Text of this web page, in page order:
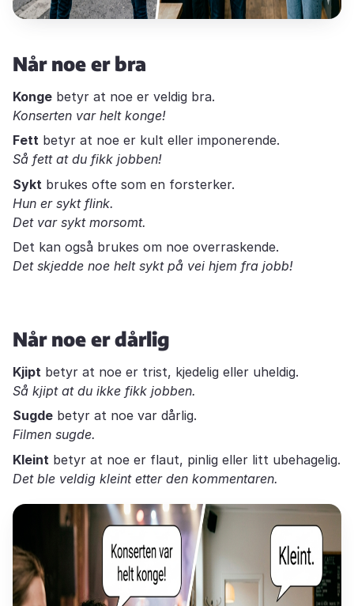
Når noe er bra
Konge betyr at noe er veldig bra.
Konserten var helt konge!
Fett betyr at noe er kult eller imponerende.
Så fett at du fikk jobben!
Sykt brukes ofte som en forsterker.
Hun er sykt flink.
Det var sykt morsomt.
Det kan også brukes om noe overraskende.
Det skjedde noe helt sykt på vei hjem fra jobb!
Når noe er dårlig
Kjipt betyr at noe er trist, kjedelig eller uheldig.
Så kjipt at du ikke fikk jobben.
Sugde betyr at noe var dårlig.
Filmen sugde.
Kleint betyr at noe er flaut, pinlig eller litt ubehagelig.
Det ble veldig kleint etter den kommentaren.